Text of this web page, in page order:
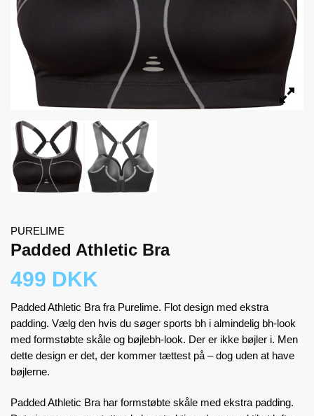
PURELIME
Padded Athletic Bra
499 DKK
Padded Athletic Bra fra Purelime. Flot design med ekstra
padding. Vælg den hvis du søger sports bh i almindelig bh-look
med formstøbte skåle og bøjlebh-look. Der er ikke bøjler i. Men
dette design er det, der kommer tættest på – dog uden at have
bøjlerne.
Padded Athletic Bra har formstøbte skåle med ekstra padding.